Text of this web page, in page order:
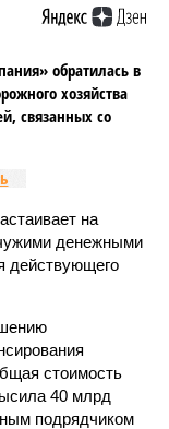
обратилась в
хозяйства
связанных со
на
денежными
действующего
стоимость
40 млрд
подрядчиком